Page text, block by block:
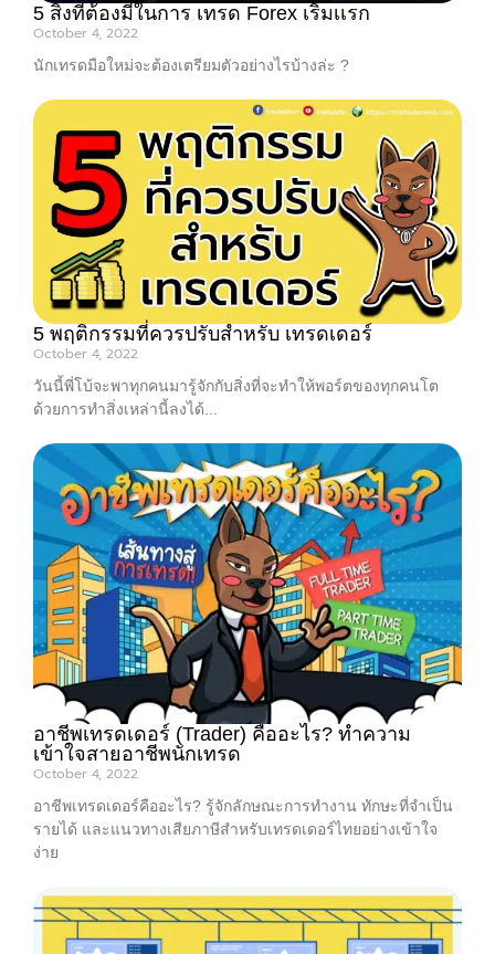
5 สิ่งที่ต้องมีในการ เทรด Forex เริ่มเเรก
October 4, 2022
นักเทรดมือใหม่จะต้องเตรียมตัวอย่างไรบ้างล่ะ ?
5 พฤติกรรมที่ควรปรับสำหรับ เทรดเดอร์
October 4, 2022
วันนี้พี่โบ้จะพาทุกคนมารู้จักกับสิ่งที่จะทำให้พอร์ตของทุกคนโต
ด้วยการทำสิ่งเหล่านี้ลงได้...
อาชีพเทรดเดอร์ (Trader) คืออะไร? ทำความ
เข้าใจสายอาชีพนักเทรด
October 4, 2022
อาชีพเทรดเดอร์คืออะไร? รู้จักลักษณะการทำงาน ทักษะที่จำเป็น
รายได้ และแนวทางเสียภาษีสำหรับเทรดเดอร์ไทยอย่างเข้าใจ
ง่าย